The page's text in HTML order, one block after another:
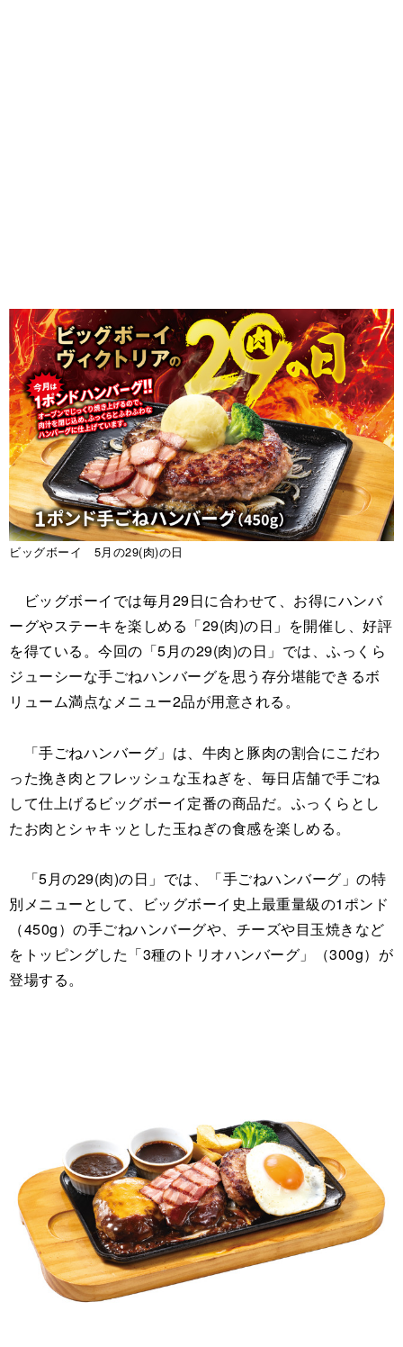
ビッグボーイ 5月の29(肉)の日
ビッグボーイでは毎月29日に合わせて、お得にハンバ
ーグやステーキを楽しめる「29(肉)の日」を開催し、好評
を得ている。今回の「5月の29(肉)の日」では、ふっくら
ジューシーな手ごねハンバーグを思う存分堪能できるボ
リューム満点なメニュー2品が用意される。
「手ごねハンバーグ」は、牛肉と豚肉の割合にこだわ
った挽き肉とフレッシュな玉ねぎを、毎日店舗で手ごね
して仕上げるビッグボーイ定番の商品だ。ふっくらとし
たお肉とシャキッとした玉ねぎの食感を楽しめる。
「5月の29(肉)の日」では、「手ごねハンバーグ」の特
別メニューとして、ビッグボーイ史上最重量級の1ポンド
（450g）の手ごねハンバーグや、チーズや目玉焼きなど
をトッピングした「3種のトリオハンバーグ」（300g）が
登場する。